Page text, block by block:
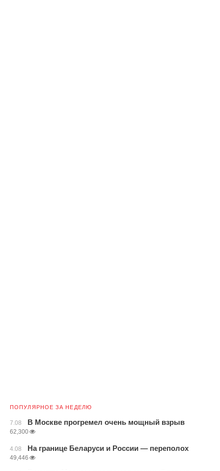
ПОПУЛЯРНОЕ ЗА НЕДЕЛЮ
7.08 В Москве прогремел очень мощный взрыв
62,300
4.08 На границе Беларуси и России — переполох
49,446